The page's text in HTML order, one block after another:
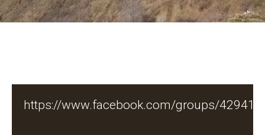
https://www.facebook.com/groups/